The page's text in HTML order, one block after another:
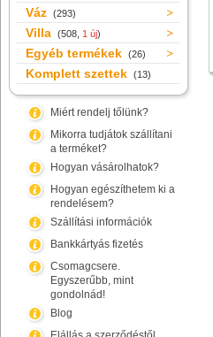
Váz (293)
Villa (508, 1 új)
Egyéb termékek (26)
Komplett szettek (13)
Miért rendelj tőlünk?
Mikorra tudjátok szállítani
a terméket?
Hogyan vásárolhatok?
Hogyan egészíthetem ki a
rendelésem?
Szállítási információk
Bankkártyás fizetés
Csomagcsere.
Egyszerűbb, mint
gondolnád!
Blog